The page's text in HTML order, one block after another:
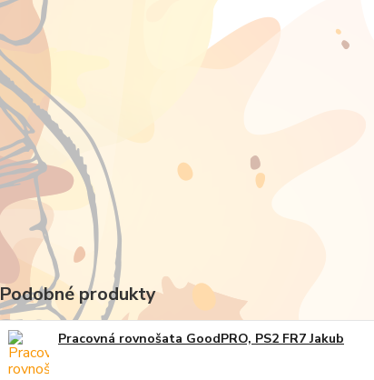
Podobné produkty
Pracovná rovnošata GoodPRO, PS2 FR7 Jakub